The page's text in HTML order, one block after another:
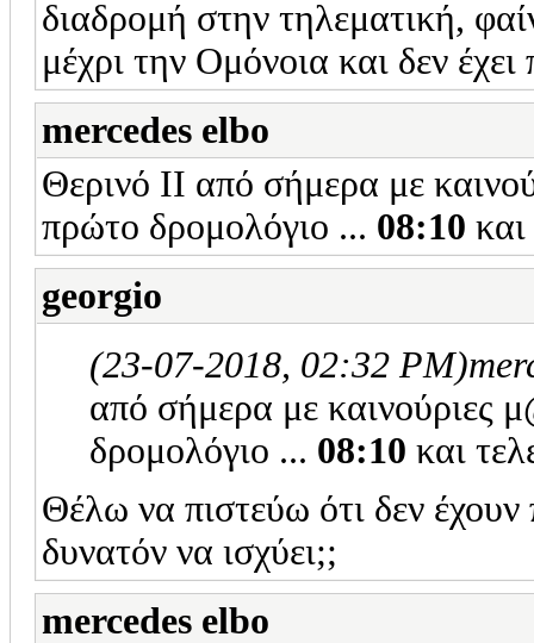
διαδρομή στην τηλεματική,
μέχρι την Ομόνοια και δεν
mercedes elbo
Θερινό ΙΙ από σήμερα με
πρώτο δρομολόγιο ... 08:10
georgio
(23-07-2018, 02:32 PM)
από σήμερα με καινούριες
δρομολόγιο ... 08:10 και
Θέλω να πιστεύω ότι δεν έχουν
δυνατόν να ισχύει;;
mercedes elbo